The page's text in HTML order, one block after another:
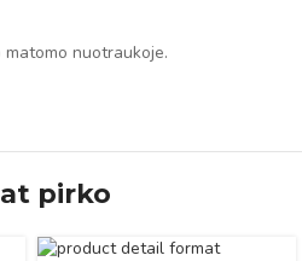
nuotraukoje.
pirko